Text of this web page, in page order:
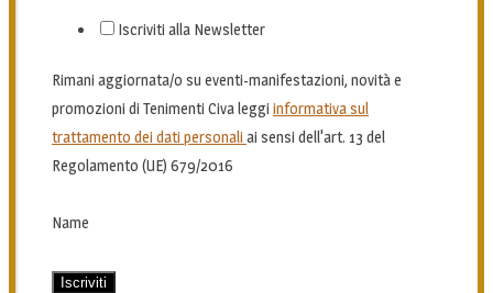
Iscriviti alla Newsletter
Rimani aggiornata/o su eventi-manifestazioni, novità e
promozioni di Tenimenti Civa leggi informativa sul
trattamento dei dati personali ai sensi dell'art. 13 del
Regolamento (UE) 679/2016
Name
Iscriviti